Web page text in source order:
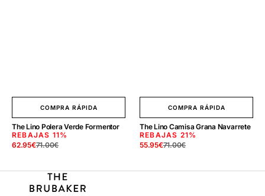
COMPRA RÁPIDA
The Lino Polera Verde Formentor
REBAJAS 11%
Precio
venta
62.95€
Precio
71.00€
COMPRA RÁPIDA
The Lino Camisa Grana Navarrete
REBAJAS 21%
Precio
venta
55.95€
Precio
71.00€